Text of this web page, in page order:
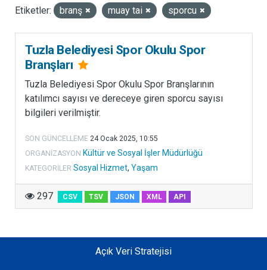
Etiketler: branş muay tai sporcu
Tuzla Belediyesi Spor Okulu Spor
Branşları
Tuzla Belediyesi Spor Okulu Spor Branşlarının
katılımcı sayısı ve dereceye giren sporcu sayısı
bilgileri verilmiştir.
SON GÜNCELLEME 24 Ocak 2025, 10:55
ORGANIZASYON Kültür ve Sosyal İşler Müdürlüğü
KATEGORILER Sosyal Hizmet, Yaşam
297 CSV TSV JSON XML API
Açık Veri Stratejisi